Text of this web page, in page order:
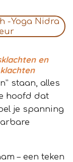
-Yoga Nidra
en
staan, alles
hoofd dat
je spanning
– een teken